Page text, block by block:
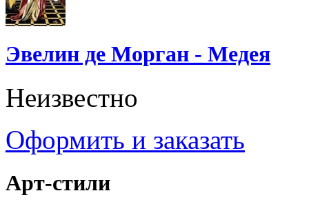
Эвелин де Морган - Медея
Неизвестно
Оформить и заказать
Арт-стили